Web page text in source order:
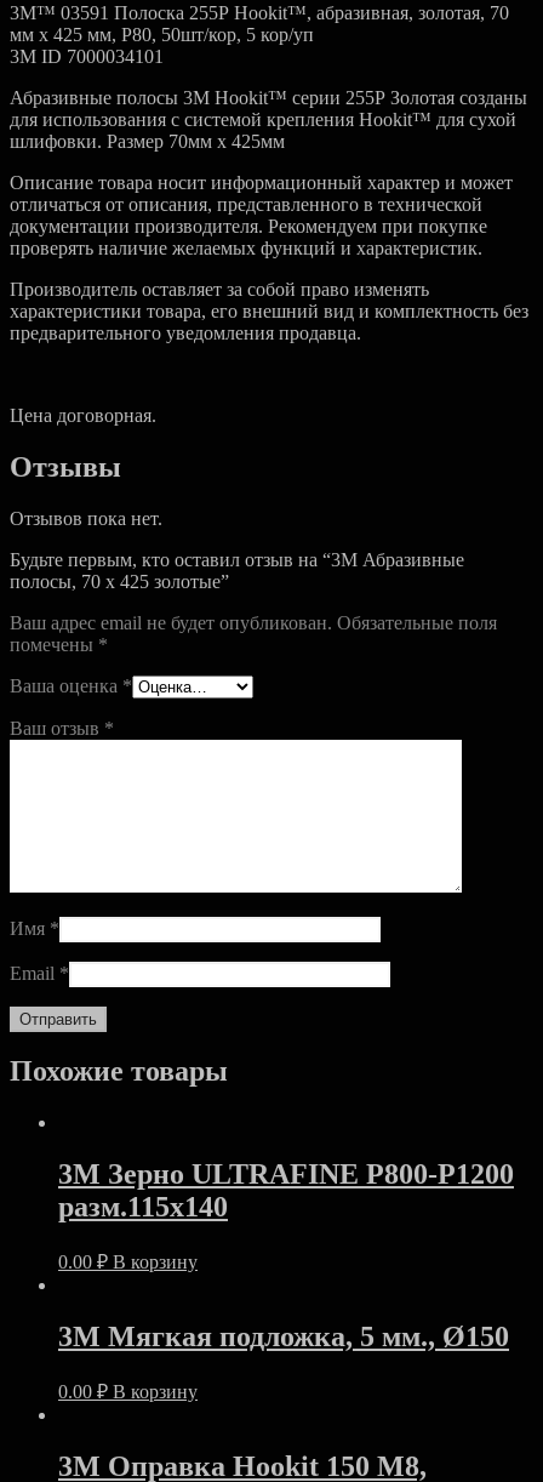
3M™ 03591 Полоска 255Р Hookit™, абразивная, золотая, 70
мм х 425 мм, Р80, 50шт/кор, 5 кор/уп
3M ID 7000034101
Абразивные полосы 3М Hookit™ серии 255Р Золотая созданы
для использования с системой крепления Hookit™ для сухой
шлифовки. Размер 70мм x 425мм
Описание товара носит информационный характер и может
отличаться от описания, представленного в технической
документации производителя. Рекомендуем при покупке
проверять наличие желаемых функций и характеристик.
Производитель оставляет за собой право изменять
характеристики товара, его внешний вид и комплектность без
предварительного уведомления продавца.
Цена договорная.
Отзывы
Отзывов пока нет.
Будьте первым, кто оставил отзыв на “3M Абразивные
полосы, 70 х 425 золотые”
Ваш адрес email не будет опубликован. Обязательные поля
помечены *
Ваша оценка *
Ваш отзыв *
Имя *
Email *
Похожие товары
3M Зерно ULTRAFINE Р800-Р1200
разм.115х140
0.00 ₽ В корзину
3M Мягкая подложка, 5 мм., Ø150
0.00 ₽ В корзину
3M Оправка Hookit 150 М8,